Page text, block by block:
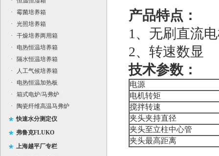
·
霉菌培养箱
·
光照培养箱
·
干燥培养两用箱
·
电热恒温培养箱
·
隔水恒温培养箱
·
人工气候培养箱
·
电热恒温加热板
·
箱式电炉/马弗炉
·
陶瓷纤维高温马弗炉
快速水分测定仪
弗鲁克FLUKO
上海越平厂专栏
产品特点：
1 、无刷直流
2、转速数显
技术参数：
电源
电机转矩
搅拌转速
夹头夹持直径
夹头至立柱中心管
夹头最高距离